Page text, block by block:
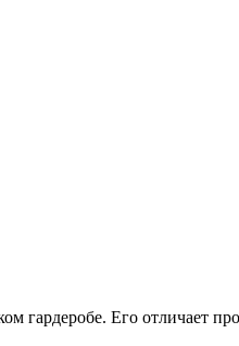
гардеробе. Его отличает